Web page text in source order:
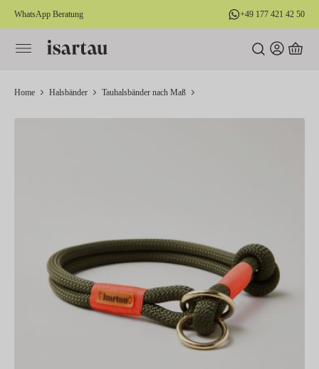
springen
WhatsApp Beratung +49 177 421 42 50
Home Halsbänder Tauhalsbänder nach Maß